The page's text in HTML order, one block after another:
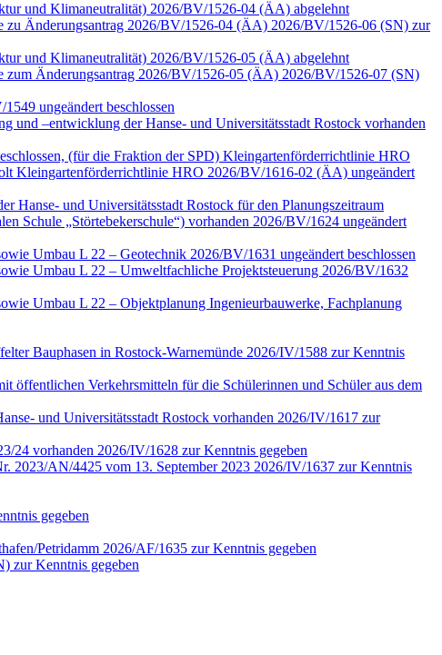
und Klimaneutralität) 2026/BV/1526-04 (ÄA) abgelehnt
zu Änderungsantrag 2026/BV/1526-04 (ÄA) 2026/BV/1526-06 (SN) zur
und Klimaneutralität) 2026/BV/1526-05 (ÄA) abgelehnt
zum Änderungsantrag 2026/BV/1526-05 (ÄA) 2026/BV/1526-07 (SN)
ungeändert beschlossen
und –entwicklung der Hanse- und Universitätsstadt Rostock vorhanden
(für die Fraktion der SPD) Kleingartenförderrichtlinie HRO
Kleingartenförderrichtlinie HRO 2026/BV/1616-02 (ÄA) ungeändert
Hanse- und Universitätsstadt Rostock für den Planungszeitraum
Schule „Störtebekerschule“) vorhanden 2026/BV/1624 ungeändert
Umbau L 22 – Geotechnik 2026/BV/1631 ungeändert beschlossen
Umbau L 22 – Umweltfachliche Projektsteuerung 2026/BV/1632
Umbau L 22 – Objektplanung Ingenieurbauwerke, Fachplanung
Bauphasen in Rostock-Warnemünde 2026/IV/1588 zur Kenntnis
öffentlichen Verkehrsmitteln für die Schülerinnen und Schüler aus dem
und Universitätsstadt Rostock vorhanden 2026/IV/1617 zur
24 vorhanden 2026/IV/1628 zur Kenntnis gegeben
2023/AN/4425 vom 13. September 2023 2026/IV/1637 zur Kenntnis
gegeben
Petridamm 2026/AF/1635 zur Kenntnis gegeben
zur Kenntnis gegeben